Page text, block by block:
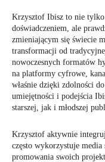
Krzysztof Ibisz to nie
doświadczeniem, ale
zmieniającym się świecie
transformacji od
nowoczesnych formatów
na platformy cyfrowe,
właśnie dzięki zdolności
umiejętności i podejścia
starszej, jak i młodszej
Krzysztof aktywnie
często wykorzystuje
promowania swoich